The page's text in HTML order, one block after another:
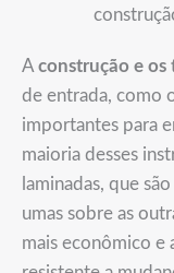
A construção e os
de entrada, como
importantes para
maioria desses
laminadas, que
umas sobre as
mais econômico e